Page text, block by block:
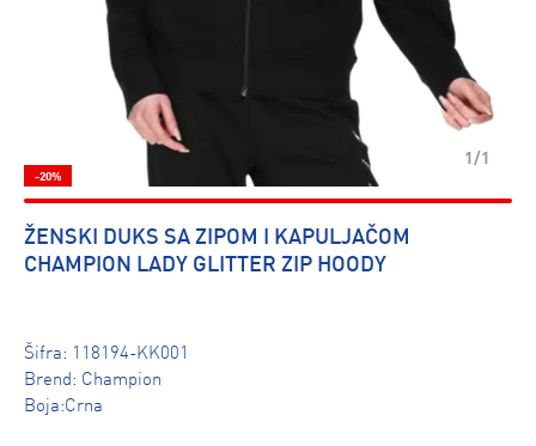
1/1
-20%
ŽENSKI DUKS SA ZIPOM I KAPULJAČOM
CHAMPION LADY GLITTER ZIP HOODY
Šifra: 118194-KK001
Brend: Champion
Boja:Crna